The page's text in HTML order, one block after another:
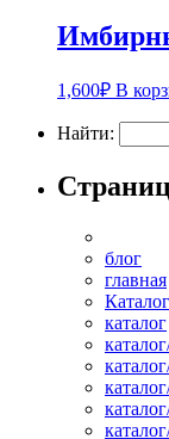
1,600₽ В
Найти:
блог
главная
Каталог
каталог